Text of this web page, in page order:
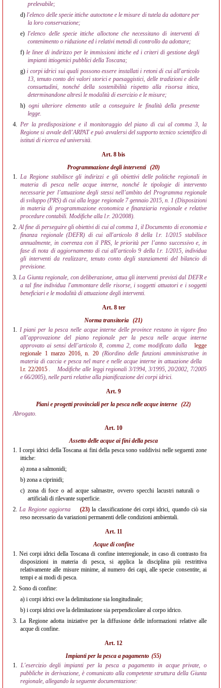
prelevabile;
d) l'elenco delle specie ittiche autoctone e le misure di tutela da adottare per
la loro conservazione;
e) l'elenco delle specie ittiche alloctone che necessitano di interventi di
contenimento o riduzione ed i relativi metodi di controllo da adottare;
f) le linee di indirizzo per le immissioni ittiche ed i criteri di gestione degli
impianti ittiogenici pubblici della Toscana;
g) i corpi idrici sui quali possono essere installati i retoni di cui all'articolo
13, tenuto conto dei valori storici e paesaggistici, delle tradizioni e delle
consuetudini, nonché della sostenibilità rispetto alla risorsa ittica,
determinandone altresì le modalità di esercizio e le misure;
h) ogni ulteriore elemento utile a conseguire le finalità della presente
legge.
4. Per la predisposizione e il monitoraggio del piano di cui al comma 3, la
Regione si avvale dell’ARPAT e può avvalersi del supporto tecnico scientifico di
istituti di ricerca ed università.
Art. 8 bis
Programmazione degli interventi (20)
1. La Regione stabilisce gli indirizzi e gli obiettivi delle politiche regionali in
materia di pesca nelle acque interne, nonché le tipologie di intervento
necessarie per l’attuazione degli stessi nell’ambito del Programma regionale
di sviluppo (PRS) di cui alla legge regionale 7 gennaio 2015, n. 1 (Disposizioni
in materia di programmazione economica e finanziaria regionale e relative
procedure contabili. Modifiche alla l.r. 20/2008).
2. Al fine di perseguire gli obiettivi di cui al comma 1, il Documento di economia e
finanza regionale (DEFR) di cui all'articolo 8 della l.r. 1/2015 stabilisce
annualmente, in coerenza con il PRS, le priorità per l’anno successivo e, in
fase di nota di aggiornamento di cui all'articolo 9 della l.r. 1/2015, individua
gli interventi da realizzare, tenuto conto degli stanziamenti del bilancio di
previsione.
3. La Giunta regionale, con deliberazione, attua gli interventi previsti dal DEFR e
a tal fine individua l'ammontare delle risorse, i soggetti attuatori e i soggetti
beneficiari e le modalità di attuazione degli interventi.
Art. 8 ter
Norma transitoria (21)
1. I piani per la pesca nelle acque interne delle province restano in vigore fino
all’approvazione del piano regionale per la pesca nelle acque interne
approvato ai sensi dell’articolo 8, comma 2, come modificato dalla
legge
regionale 1 marzo 2016, n. 20 (Riordino delle funzioni amministrative in
materia di caccia e pesca nel mare e nelle acque interne in attuazione della
l.r. 22/2015 .
Modifiche alle leggi regionali 3/1994, 3/1995, 20/2002, 7/2005
e 66/2005), nelle parti relative alla pianificazione dei corpi idrici.
Art. 9
Piani e progetti provinciali per la pesca nelle acque interne (22)
Abrogato.
Art. 10
Assetto delle acque ai fini della pesca
1. I corpi idrici della Toscana ai fini della pesca sono suddivisi nelle seguenti zone
ittiche:
a) zona a salmonidi;
b) zona a ciprinidi;
c) zona di foce o ad acque salmastre, ovvero specchi lacustri naturali o
artificiali di rilevante superficie.
2.La Regione aggiorna (23) la classificazione dei corpi idrici, quando ciò sia
reso necessario da variazioni permanenti delle condizioni ambientali.
Art. 11
Acque di confine
1.Nei corpi idrici della Toscana di confine interregionale, in caso di contrasto fra
disposizioni in materia di pesca, si applica la disciplina più restrittiva
relativamente alle misure minime, al numero dei capi, alle specie consentite, ai
tempi e ai modi di pesca.
2. Sono di confine:
a) i corpi idrici ove la delimitazione sia longitudinale;
b) i corpi idrici ove la delimitazione sia perpendicolare al corpo idrico.
3.La Regione adotta iniziative per la diffusione delle informazioni relative alle
acque di confine.
Art. 12
Impianti per la pesca a pagamento (55)
1. L'esercizio degli impianti per la pesca a pagamento in acque private, o
pubbliche in derivazione, è comunicato alla competente struttura della Giunta
regionale, allegando la seguente documentazione: